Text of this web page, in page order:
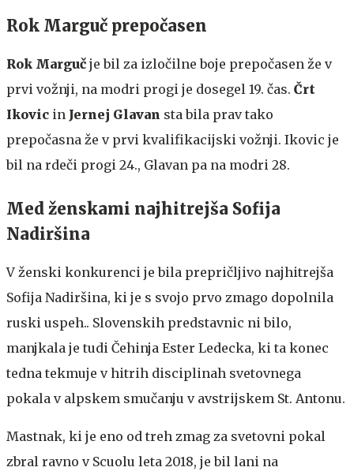
Rok Marguč prepočasen
Rok Marguč je bil za izločilne boje prepočasen že v
prvi vožnji, na modri progi je dosegel 19. čas. Črt
Ikovic in Jernej Glavan sta bila prav tako
prepočasna že v prvi kvalifikacijski vožnji. Ikovic je
bil na rdeči progi 24., Glavan pa na modri 28.
Med ženskami najhitrejša Sofija
Nadiršina
V ženski konkurenci je bila prepričljivo najhitrejša
Sofija Nadiršina, ki je s svojo prvo zmago dopolnila
ruski uspeh.. Slovenskih predstavnic ni bilo,
manjkala je tudi Čehinja Ester Ledecka, ki ta konec
tedna tekmuje v hitrih disciplinah svetovnega
pokala v alpskem smučanju v avstrijskem St. Antonu.
Mastnak, ki je eno od treh zmag za svetovni pokal
zbral ravno v Scuolu leta 2018, je bil lani na